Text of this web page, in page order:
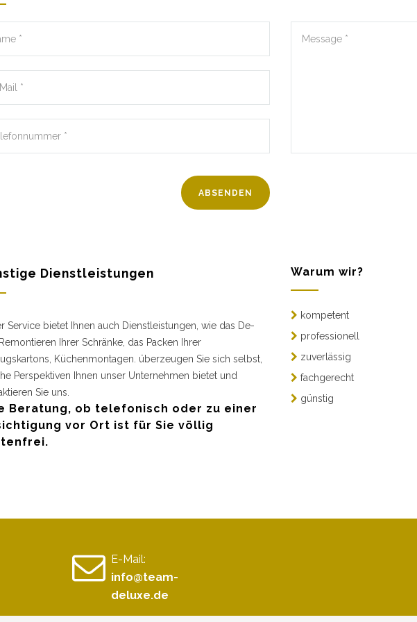
Dienstleistungen
Service bietet Ihnen auch Dienstleistungen, wie das De-
Ihrer Schränke, das Packen Ihrer
Küchenmontagen. überzeugen Sie sich selbst,
Perspektiven Ihnen unser Unternehmen bietet und
Sie uns.
Beratung, ob telefonisch oder zu einer
vor Ort ist für Sie völlig
Warum wir?
kompetent
professionell
zuverlässig
fachgerecht
günstig
E-Mail:
info@team-
deluxe.de